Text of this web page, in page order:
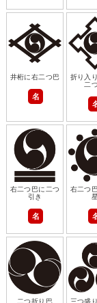
井桁に右二つ巴
名
折り入
二
右二つ巴に二つ
引き
名
右二つ
星
二つ折り巴
三つ盛